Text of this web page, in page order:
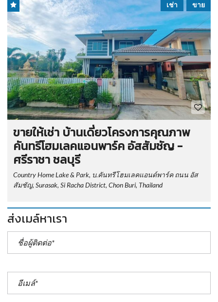
ขาย
เช่า
ขายให้เช่า บ้านเดี่ยวโครงการคุณภาพ
คันทรีโฮมเลคแอนพาร์ค อัสสัมชัญ -
ศรีราชา ชลบุรี
Country Home Lake & Park, บ.คันทรีโฮมเลคแอนด์พาร์ค ถนน อัส
สัมชัญ, Surasak, Si Racha District, Chon Buri, Thailand
ส่งเมล์หาเรา